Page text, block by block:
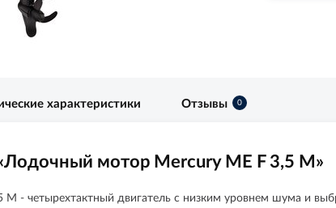
характеристики Отзывы 0
мотор Mercury ME F 3,5 M»
- четырехтактный двигатель с низким уровнем шума и